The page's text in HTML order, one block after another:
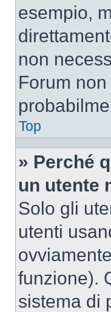
esempio,
non
Forum
Top
» Perché
un utente
Solo gli
utenti
funzione).
sistema di